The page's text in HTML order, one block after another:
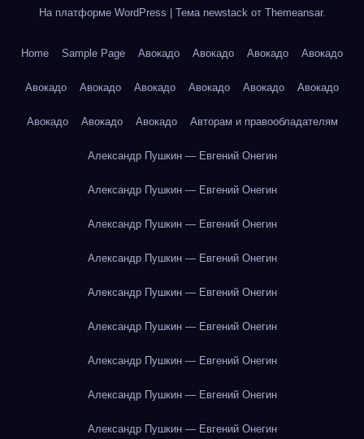
На платформе WordPress Тема newstack от Themeansar.
Home Sample Page Авокадо Авокадо Авокадо Авокадо
Авокадо Авокадо Авокадо Авокадо Авокадо Авокадо
Авокадо Авокадо Авокадо Авторам и правообладателям
Александр Пушкин — Евгений Онегин
Александр Пушкин — Евгений Онегин
Александр Пушкин — Евгений Онегин
Александр Пушкин — Евгений Онегин
Александр Пушкин — Евгений Онегин
Александр Пушкин — Евгений Онегин
Александр Пушкин — Евгений Онегин
Александр Пушкин — Евгений Онегин
Александр Пушкин — Евгений Онегин